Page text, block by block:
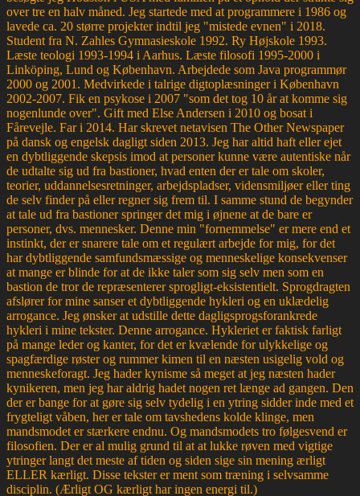
over tre en halv måned. Jeg startede med at programmere i 1986 og
lavede ca. 20 større projekter indtil jeg "mistede evnen" i 2018.
Student fra N. Zahles Gymnasieskole 1992. Ry Højskole 1993.
Læste teologi 1993-1994 i Aarhus. Læste filosofi 1995-2000 i
Linköping, Lund og København. Arbejdede som Java programmør
2000 og 2001. Medvirkede i talrige digtoplæsninger i København
2002-2007. Fik en psykose i 2007 "som det tog 10 år at komme sig
nogenlunde over". Gift med Else Andersen i 2010 og bosat i
Fårevejle. Far i 2014. Har skrevet netavisen The Other Newspaper
på dansk og engelsk dagligt siden 2013. Jeg har altid haft eller ejet
en dybtliggende skepsis imod at personer kunne være autentiske når
de udtalte sig ud fra bastioner, hvad enten der er tale om skoler,
teorier, uddannelsesretninger, arbejdspladser, vidensmiljøer eller ting
de selv finder på eller regner sig frem til. I samme stund de begynder
at tale ud fra bastioner springer det mig i øjnene at de bare er
personer, dvs. mennesker. Denne min "fornemmelse" er mere end et
instinkt, der er snarere tale om et regulært arbejde for mig, for det
har dybtliggende samfundsmæssige og menneskelige konsekvenser
at mange er blinde for at de ikke taler som sig selv men som en
bastion de tror de repræsenterer sprogligt-eksistentielt. Sprogdragten
afslører for mine sanser et dybtliggende hykleri og en uklædelig
arrogance. Jeg ønsker at udstille dette dagligsprogsforankrede
hykleri i mine tekster. Denne arrogance. Hykleriet er faktisk farligt
på mange leder og kanter, for det er kvælende for ulykkelige og
spagfærdige røster og rummer kimen til en næsten usigelig vold og
menneskeforagt. Jeg hader kynisme så meget at jeg næsten hader
kynikeren, men jeg har aldrig hadet nogen ret længe ad gangen. Den
der er bange for at gøre sig selv tydelig i en ytring sidder inde med et
frygteligt våben, her er tale om tavshedens kolde klinge, men
mandsmodet er stærkere endnu. Og mandsmodets tro følgesvend er
filosofien. Der er al mulig grund til at at lukke røven med vigtige
ytringer langt det meste af tiden og siden sige sin mening ærligt
ELLER kærligt. Disse tekster er ment som træning i selvsamme
disciplin. (Ærligt OG kærligt har ingen energi til.)